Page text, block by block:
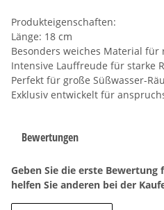
Produkteigenschaften:
Länge: 18 cm
Besonders weiches Material für
Intensive Lauffreude für starke
Perfekt für große Süßwasser-
Exklusiv entwickelt für
Bewertungen
Geben Sie die erste
helfen Sie anderen bei der